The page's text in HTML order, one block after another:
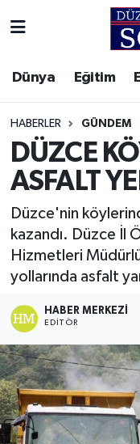
Dünya Eğitim
HABERLER GÜNDEM
DÜZCE
ASFALT
Düzce'nin
kazandı. Düzce İl
Hizmetleri
yollarında asfalt
HABER MERKEZI
EDITÖR
Gizlilik
İletişim
Künye
Video Galeri
Akçakoca
Akçakoca
Süper Lig
Tüm Manşetler
Son Dakika
Haber Arşivi